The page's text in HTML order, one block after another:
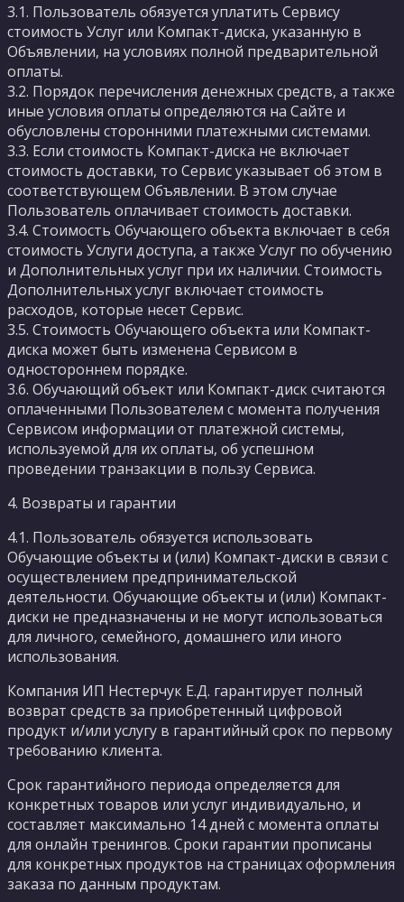
3.1. Пользователь обязуется уплатить Сервису
стоимость Услуг или Компакт-диска, указанную в
Объявлении, на условиях полной предварительной
оплаты.
3.2. Порядок перечисления денежных средств, а также
иные условия оплаты определяются на Сайте и
обусловлены сторонними платежными системами.
3.3. Если стоимость Компакт-диска не включает
стоимость доставки, то Сервис указывает об этом в
соответствующем Объявлении. В этом случае
Пользователь оплачивает стоимость доставки.
3.4. Стоимость Обучающего объекта включает в себя
стоимость Услуги доступа, а также Услуг по обучению
и Дополнительных услуг при их наличии. Стоимость
Дополнительных услуг включает стоимость
расходов, которые несет Сервис.
3.5. Стоимость Обучающего объекта или Компакт-
диска может быть изменена Сервисом в
одностороннем порядке.
3.6. Обучающий объект или Компакт-диск считаются
оплаченными Пользователем с момента получения
Сервисом информации от платежной системы,
используемой для их оплаты, об успешном
проведении транзакции в пользу Сервиса.
4. Возвраты и гарантии
4.1. Пользователь обязуется использовать
Обучающие объекты и (или) Компакт-диски в связи с
осуществлением предпринимательской
деятельности. Обучающие объекты и (или) Компакт-
диски не предназначены и не могут использоваться
для личного, семейного, домашнего или иного
использования.
Компания ИП Нестерчук Е.Д. гарантирует полный
возврат средств за приобретенный цифровой
продукт и/или услугу в гарантийный срок по первому
требованию клиента.
Срок гарантийного периода определяется для
конкретных товаров или услуг индивидуально, и
составляет максимально 14 дней с момента оплаты
для онлайн тренингов. Сроки гарантии прописаны
для конкретных продуктов на страницах оформления
заказа по данным продуктам.